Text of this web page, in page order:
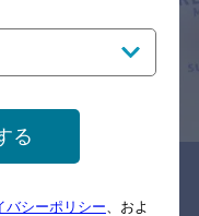
すようお願い申し上げま
る
バシーポリシー、およ